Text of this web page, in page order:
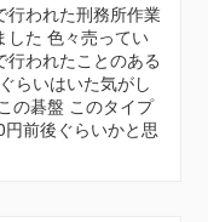
行われた刑務所作業
した 色々売ってい
行われたことのある
らいはいた気がし
の碁盤 このタイプ
前後ぐらいかと思